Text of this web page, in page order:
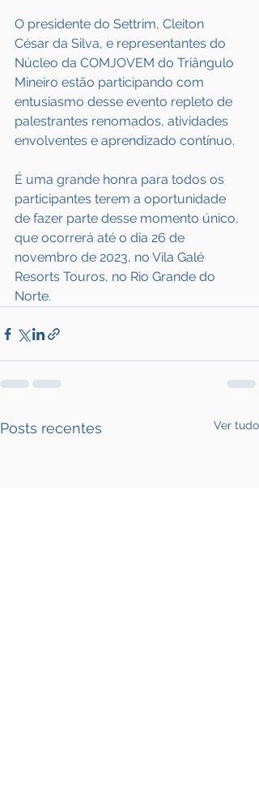
O presidente do Settrim, Cleiton
César da Silva, e representantes do
Núcleo da COMJOVEM do Triângulo
Mineiro estão participando com
entusiasmo desse evento repleto de
palestrantes renomados, atividades
envolventes e aprendizado contínuo.
É uma grande honra para todos os
participantes terem a oportunidade
de fazer parte desse momento único,
que ocorrerá até o dia 26 de
novembro de 2023, no Vila Galé
Resorts Touros, no Rio Grande do
Norte.
Posts recentes Ver tudo